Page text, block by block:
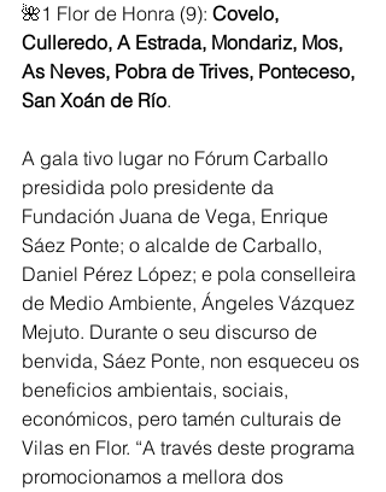
🌺1 Flor de Honra (9): Covelo,
Culleredo, A Estrada, Mondariz, Mos,
As Neves, Pobra de Trives, Ponteceso,
San Xoán de Río.
A gala tivo lugar no Fórum Carballo
presidida polo presidente da
Fundación Juana de Vega, Enrique
Sáez Ponte; o alcalde de Carballo,
Daniel Pérez López; e pola conselleira
de Medio Ambiente, Ángeles Vázquez
Mejuto. Durante o seu discurso de
benvida, Sáez Ponte, non esqueceu os
beneficios ambientais, sociais,
económicos, pero tamén culturais de
Vilas en Flor. “A través deste programa
promocionamos a mellora dos